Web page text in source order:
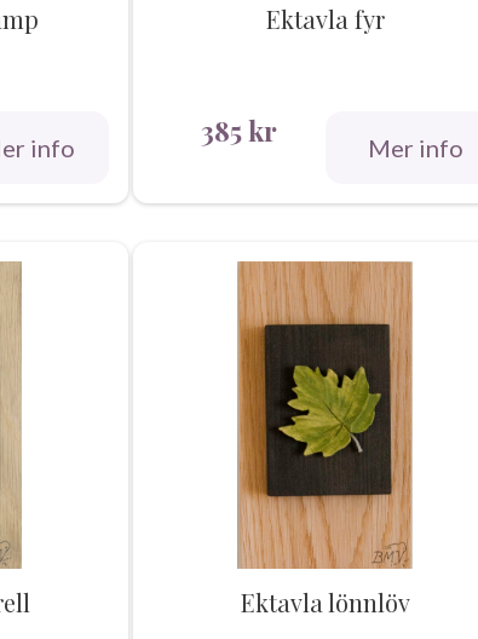
info
Ektavla fyr
385kr Mer info
Ektavla lönnlöv